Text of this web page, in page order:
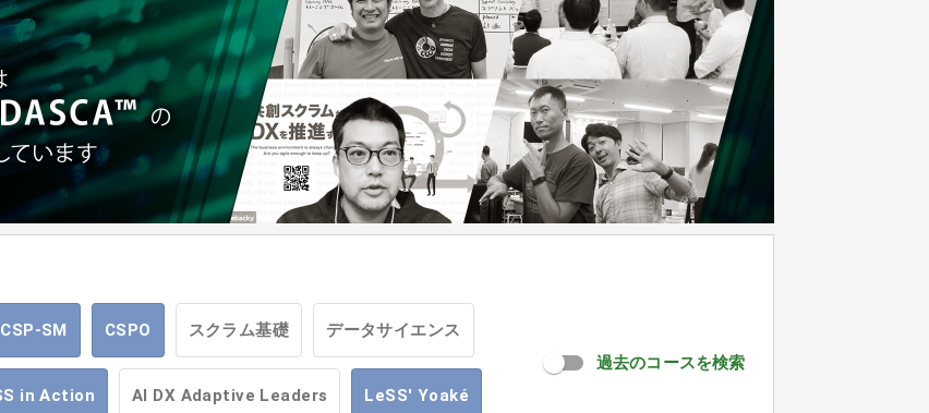
CSP-SM CSPO スクラム基礎 データサイエンス
in Action AI DX Adaptive Leaders LeSS' Yoaké
過去のコースを検索